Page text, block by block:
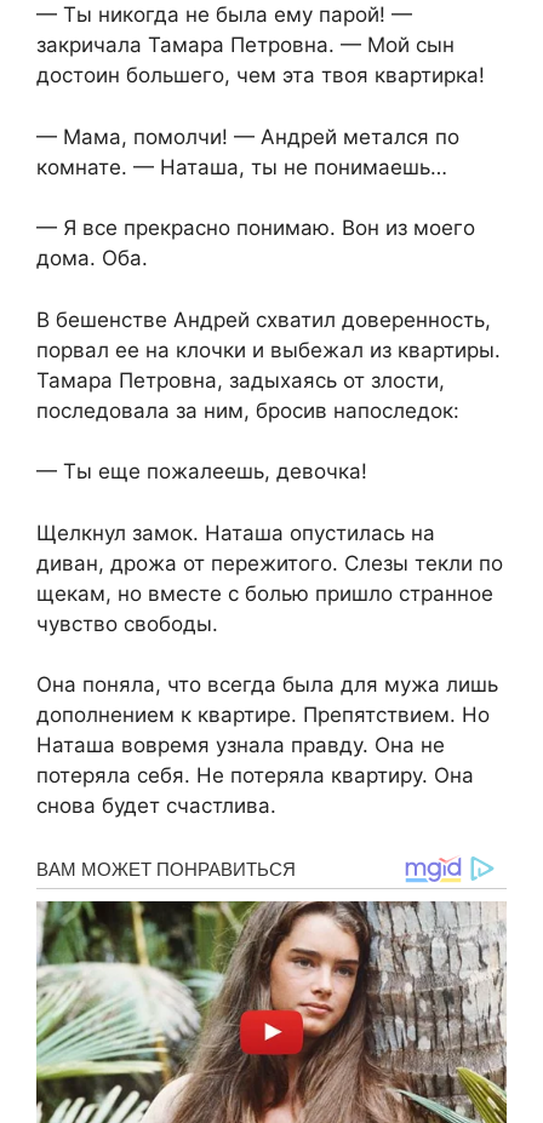
— Ты никогда не была ему парой! —
закричала Тамара Петровна. — Мой сын
достоин большего, чем эта твоя квартирка!
— Мама, помолчи! — Андрей метался по
комнате. — Наташа, ты не понимаешь…
— Я все прекрасно понимаю. Вон из моего
дома. Оба.
В бешенстве Андрей схватил доверенность,
порвал ее на клочки и выбежал из квартиры.
Тамара Петровна, задыхаясь от злости,
последовала за ним, бросив напоследок:
— Ты еще пожалеешь, девочка!
Щелкнул замок. Наташа опустилась на
диван, дрожа от пережитого. Слезы текли по
щекам, но вместе с болью пришло странное
чувство свободы.
Она поняла, что всегда была для мужа лишь
дополнением к квартире. Препятствием. Но
Наташа вовремя узнала правду. Она не
потеряла себя. Не потеряла квартиру. Она
снова будет счастлива.